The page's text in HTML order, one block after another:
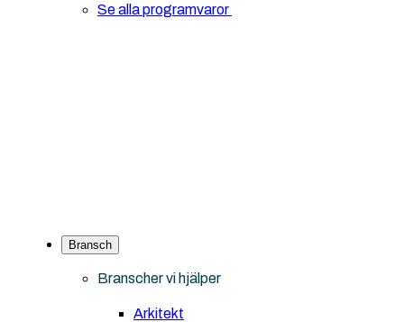
Se alla programvaror
Bransch
Branscher vi hjälper
Arkitekt